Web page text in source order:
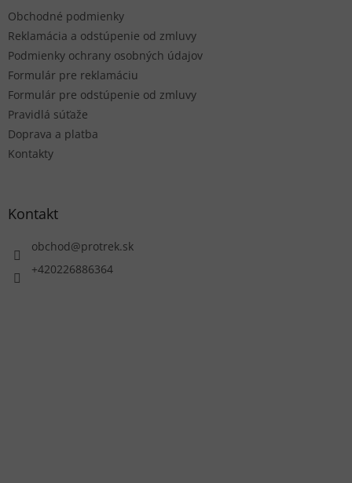
Obchodné podmienky
Reklamácia a odstúpenie od zmluvy
Podmienky ochrany osobných údajov
Formulár pre reklamáciu
Formulár pre odstúpenie od zmluvy
Pravidlá súťaže
Doprava a platba
Kontakty
Kontakt
obchod@protrek.sk
+420226886364